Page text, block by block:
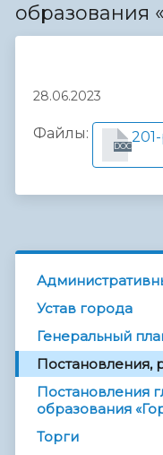
образования
28.06.2023
Файлы:
DOC
Устав города
Генеральный
Постановления,
Постановления
образования
Торги